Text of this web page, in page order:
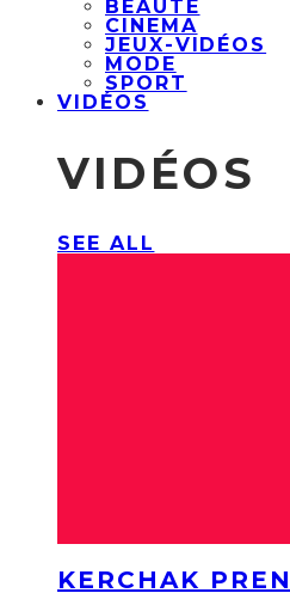
BEAUTÉ
CINEMA
JEUX-VIDÉOS
MODE
SPORT
VIDÉOS
VIDÉOS
SEE ALL
KERCHAK